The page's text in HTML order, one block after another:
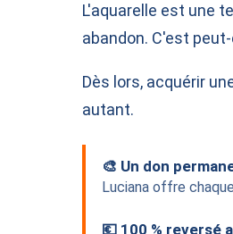
L'aquarelle est une
abandon. C'est
Dès lors, acquérir
autant.
🎨 Un don
Luciana offre
💶 100 % reversé